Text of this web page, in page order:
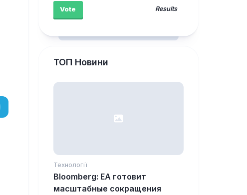
Results
ТОП Новини
Технології
Bloomberg: EA готовит
масштабные сокращения